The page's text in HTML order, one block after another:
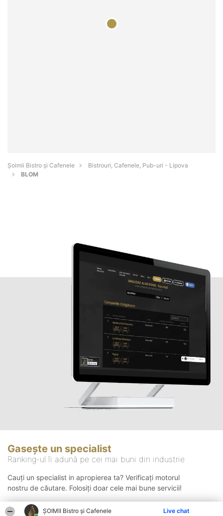
ȘOIMII Bistro și Cafenele Live chat
Șoimii Bistro și Cafenele
Bistrouri, Cafenele, Pub-uri - Lipova
BLOM
Gasește un specialist
Ranking-ul îi adună pe cei mai buni din industrie
Cauți un specialist in apropierea ta? Verificați motorul
nostru de căutare. Folosiți doar cele mai bune servicii!